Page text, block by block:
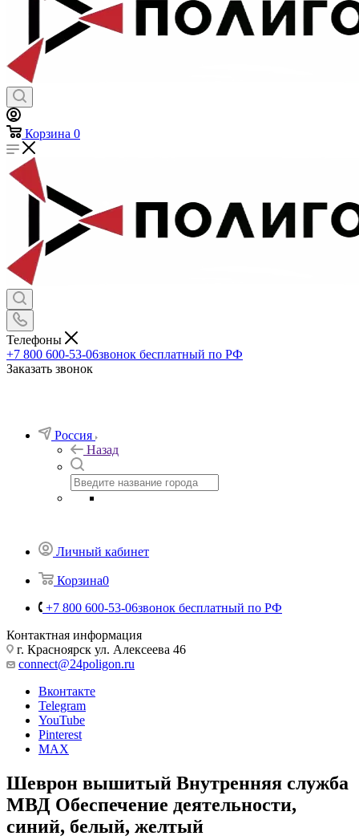
Корзина 0
Телефоны
+7 800 600-53-06звонок бесплатный по РФ
Заказать звонок
Россия
Назад
Личный кабинет
Корзина0
+7 800 600-53-06звонок бесплатный по РФ
Контактная информация
г. Красноярск ул. Алексеева 46
connect@24poligon.ru
Вконтакте
Telegram
YouTube
Pinterest
MAX
Шеврон вышитый Внутренняя служба
МВД Обеспечение деятельности,
синий, белый, желтый